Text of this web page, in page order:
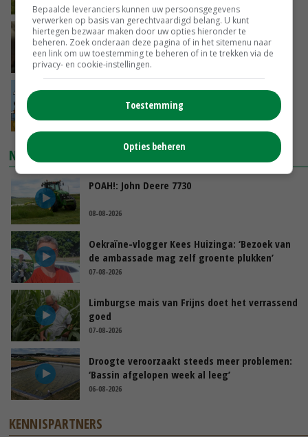
‘Samenwerking A-ware en Amalthea gaat
zorgen voor meer balans’
08-08-2026
Internationale vraag naar geitenzuivel blijft
groot: Nederland in Europese top
08-08-2026
NIEUWSTE VIDEO'S
POAH!: John Deere 7730
08-08-2026
Oekraïne-vlogger Kees Huizinga: ‘Bezoek van
de ambassade mag zelf groente plukken’
07-08-2026
Limburgse mais van Frijns doet het verrassend
goed
07-08-2026
Droogte veroorzaakt steeds meer problemen:
‘Bassin afgelopen week al leeg’
06-08-2026
KENNISPARTNERS
Bepaalde leveranciers kunnen uw persoonsgegevens
verwerken op basis van gerechtvaardigd belang. U kunt
hiertegen bezwaar maken door uw opties hieronder te
beheren. Zoek onderaan deze pagina of in het sitemenu naar
een link om uw toestemming te beheren of in te trekken via de
privacy- en cookie-instellingen.
Toestemming
Opties beheren